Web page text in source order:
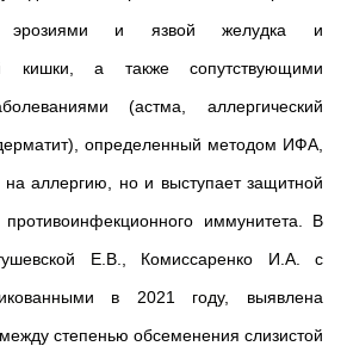
эрозиями и язвой желудка и
кишки, а также сопутствующими
(астма, аллергический
определенный методом ИФА,
на аллергию, но и выступает защитной
иммунитета. В
Е.В., Комиссаренко И.А. с
в 2021 году, выявлена
степенью обсеменения слизистой